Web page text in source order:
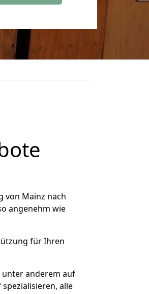
von Mainz nach
angenehm wie
für Ihren
unter anderem auf
alle